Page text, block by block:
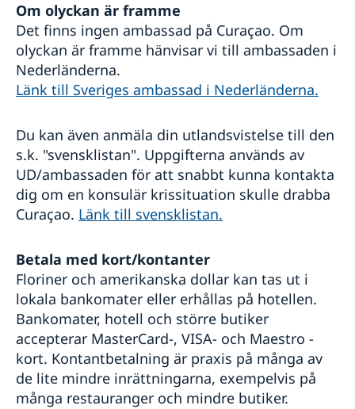
Om olyckan är framme
Det finns ingen ambassad på Curaçao. Om
olyckan är framme hänvisar vi till ambassaden i
Nederländerna.
Länk till Sveriges ambassad i Nederländerna.
Du kan även anmäla din utlandsvistelse till den
s.k. "svensklistan". Uppgifterna används av
UD/ambassaden för att snabbt kunna kontakta
dig om en konsulär krissituation skulle drabba
Curaçao. Länk till svensklistan.
Betala med kort/kontanter
Floriner och amerikanska dollar kan tas ut i
lokala bankomater eller erhållas på hotellen.
Bankomater, hotell och större butiker
accepterar MasterCard-, VISA- och Maestro -
kort. Kontantbetalning är praxis på många av
de lite mindre inrättningarna, exempelvis på
många restauranger och mindre butiker.